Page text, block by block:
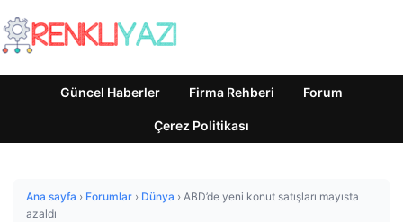
Güncel Haberler Firma Rehberi Forum
Çerez Politikası
Ana sayfa › Forumlar › Dünya › ABD’de yeni konut satışları mayısta
azaldı